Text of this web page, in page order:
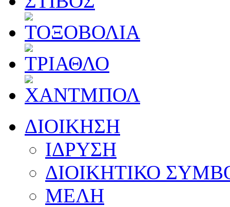
ΔΙΟΙΚΗΣΗ
ΙΔΡΥΣΗ
ΔΙΟΙΚΗΤΙΚΟ
ΜΕΛΗ